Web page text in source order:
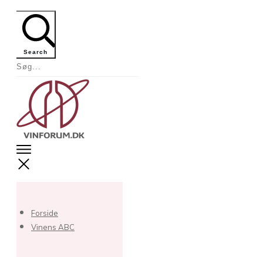
Search
Forside
Vinens ABC